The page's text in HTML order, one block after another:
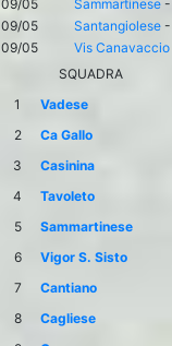
09/05
Sammartinese -
09/05
Santangiolese -
09/05
Vis Canavaccio
SQUADRA
1
Vadese
2
Ca Gallo
3
Casinina
4
Tavoleto
5
Sammartinese
6
Vigor S. Sisto
7
Cantiano
8
Cagliese